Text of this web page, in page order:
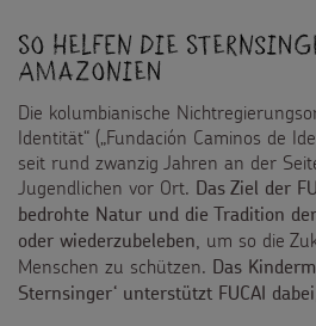
So helfen die
Amazonien
Die kolumbianische
Identität“ („Fundación Caminos de
seit rund zwanzig Jahren an der
Jugendlichen vor Ort.
Das Ziel der
bedrohte Natur und die Tradition
oder wiederzubeleben, um so die
Menschen zu schützen.
Das
Sternsinger‘ unterstützt FUCAI dabei